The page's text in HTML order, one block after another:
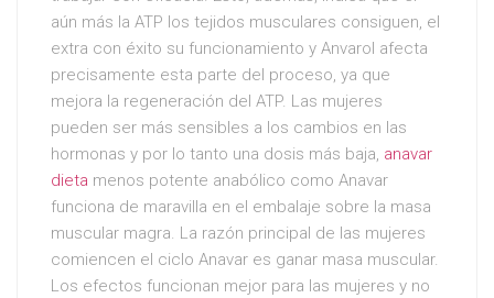
aún más la ATP los tejidos musculares consiguen, el
extra con éxito su funcionamiento y Anvarol afecta
precisamente esta parte del proceso, ya que
mejora la regeneración del ATP. Las mujeres
pueden ser más sensibles a los cambios en las
hormonas y por lo tanto una dosis más baja, anavar
dieta menos potente anabólico como Anavar
funciona de maravilla en el embalaje sobre la masa
muscular magra. La razón principal de las mujeres
comiencen el ciclo Anavar es ganar masa muscular.
Los efectos funcionan mejor para las mujeres y no